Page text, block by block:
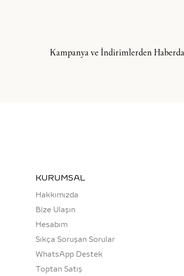
Kampanya ve İndirimlerden
KURUMSAL
Hakkımızda
Bize Ulaşın
Hesabım
Sıkça Soruşan Sorular
WhatsApp Destek
Toptan Satış